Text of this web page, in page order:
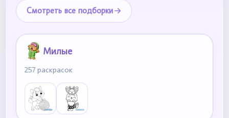
Смотреть все подборки
Милые
257 раскрасок